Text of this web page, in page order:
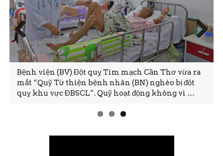
Bệnh viện (BV) Đột quỵ Tim mạch Cần Thơ vừa ra
mắt “Quỹ Từ thiện bệnh nhân (BN) nghèo bị đột
quỵ khu vực ĐBSCL”. Quỹ hoạt động không vì …
Prev
ious
Next